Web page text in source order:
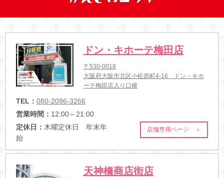
ドン・キホーテ梅田店
〒530-0018
大阪府大阪市北区小松原町4-16 ドン・キホ
ーテ梅田店入り口横
TEL： 080-2096-3266
営業時間： 12:00～21:00
定休日： 木曜定休日 年末年
始
店舗専用ページ ＞
天神橋商店街店